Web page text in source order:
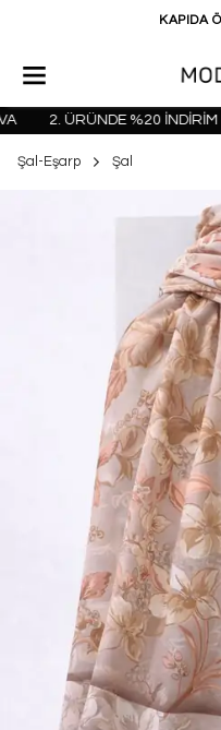
KAPIDA
2. ÜRÜNDE %20 İNDİRİM
Şal-Eşarp Şal